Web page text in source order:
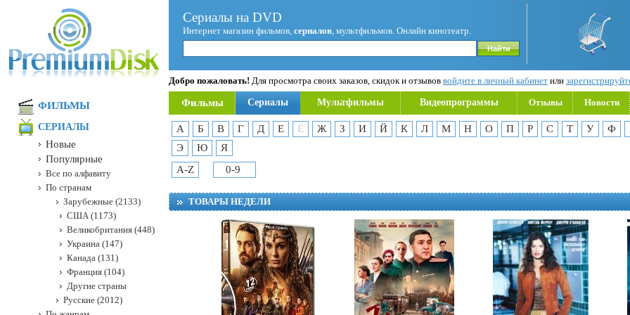
Сериалы на DVD
Интернет магазин фильмов, сериалов, мультфильмов. Онлайн кинотеатр.
Добро пожаловать! Для просмотра своих заказов, скидок и отзывов войдите в личный кабинет или
Фильмы Сериалы Мультфильмы Видеопрограммы Отзывы Новости
А Б В Г Д Е Ё Ж З И Й К Л М Н О П Р С Т У Ф
Э
Ю
Я
A-Z
0-9
ТОВАРЫ НЕДЕЛИ
ФИЛЬМЫ
СЕРИАЛЫ
Новые
Популярные
Все по алфавиту
По странам
Зарубежные (2133)
США (1173)
Великобритания (448)
Украина (147)
Канада (131)
Франция (104)
Другие страны
Русские (2012)